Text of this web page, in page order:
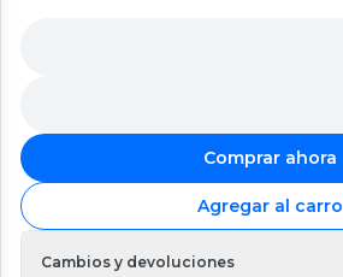
Comprar ahora
Agregar al carro
Cambios y devoluciones